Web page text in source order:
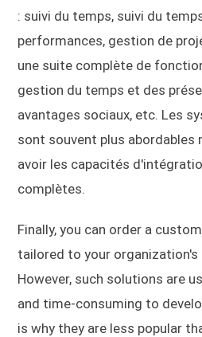
: suivi du temps, suivi du
performances, gestion de
une suite complète de
gestion du temps et des
avantages sociaux, etc. Les
sont souvent plus abordables
avoir les capacités
complètes.
Finally, you can order a
tailored to your organization's
However, such solutions are
and time-consuming to
is why they are less popular